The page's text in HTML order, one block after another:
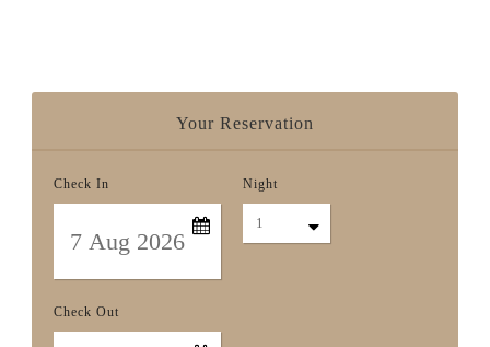
Your Reservation
Check In Night
Check Out